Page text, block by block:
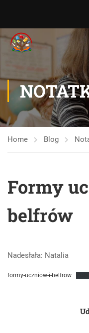
Home Blog
Formy
belfrów
Nadesłała: Natalia
formy-uczniow-i-belfrow